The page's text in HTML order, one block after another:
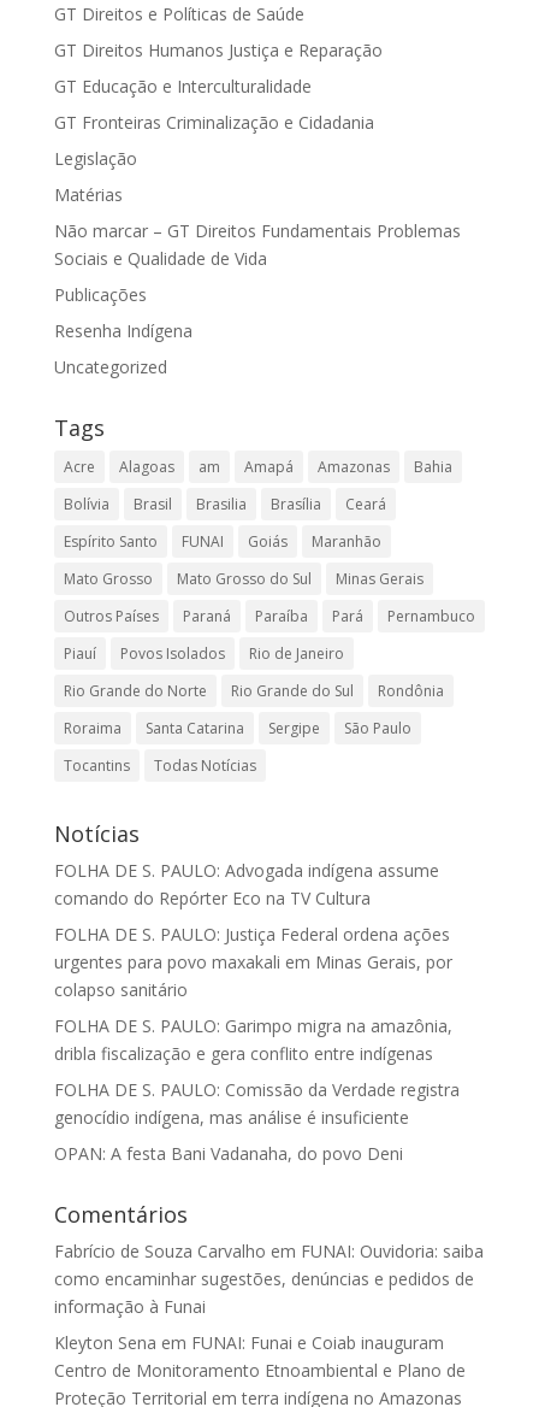
GT Direitos e Políticas de Saúde
GT Direitos Humanos Justiça e Reparação
GT Educação e Interculturalidade
GT Fronteiras Criminalização e Cidadania
Legislação
Matérias
Não marcar – GT Direitos Fundamentais Problemas
Sociais e Qualidade de Vida
Publicações
Resenha Indígena
Uncategorized
Tags
Acre Alagoas am Amapá Amazonas
Bahia
Bolívia
Brasil Brasilia Brasília
Ceará
Espírito Santo
FUNAI Goiás
Maranhão
Mato Grosso
Mato Grosso do Sul
Minas Gerais
Outros Países
Paraná Paraíba Pará
Pernambuco
Piauí
Povos Isolados
Rio de Janeiro
Rio Grande do Norte
Rio Grande do Sul
Rondônia
Roraima
Santa Catarina Sergipe
São Paulo
Tocantins
Todas Notícias
Notícias
FOLHA DE S. PAULO: Advogada indígena assume
comando do Repórter Eco na TV Cultura
FOLHA DE S. PAULO: Justiça Federal ordena ações
urgentes para povo maxakali em Minas Gerais, por
colapso sanitário
FOLHA DE S. PAULO: Garimpo migra na amazônia,
dribla fiscalização e gera conflito entre indígenas
FOLHA DE S. PAULO: Comissão da Verdade registra
genocídio indígena, mas análise é insuficiente
OPAN: A festa Bani Vadanaha, do povo Deni
Comentários
Fabrício de Souza Carvalho em FUNAI: Ouvidoria: saiba
como encaminhar sugestões, denúncias e pedidos de
informação à Funai
Kleyton Sena em FUNAI: Funai e Coiab inauguram
Centro de Monitoramento Etnoambiental e Plano de
Proteção Territorial em terra indígena no Amazonas